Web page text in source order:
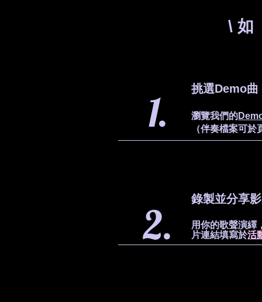
\
1. 挑選Demo曲
瀏覽我們的
（伴奏檔案可
2.
錄製並分享
用你的歌聲演繹
片連結填寫於活